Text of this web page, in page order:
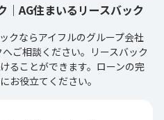
｜AG住まいるリースバック
クならアイフルのグループ会社
ご相談ください。リースバック
ることができます。ローンの完
お役立てください。